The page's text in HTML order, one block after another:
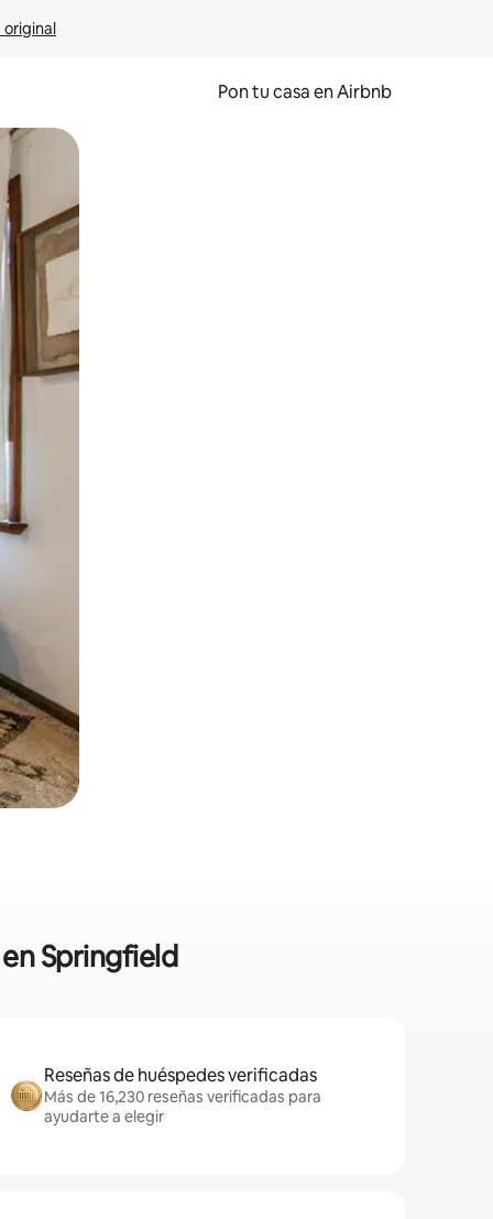
original
Pon tu casa en Airbnb
desliza el dedo.
Springfield
Reseñas de huéspedes verificadas
Más de 16,230 reseñas verificadas para
ayudarte a elegir